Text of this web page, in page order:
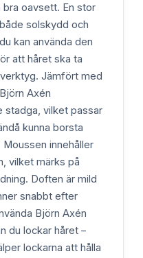
bra oavsett. En stor
solskydd och
kan använda den
att håret ska ta
Jämfört med
Axén
stadga, vilket passar
kunna borsta
innehåller
vilket märks på
Doften är mild
snabbt efter
Björn Axén
du lockar håret –
lockarna att hålla